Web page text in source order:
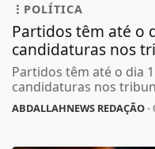
POLÍTICA
Partidos têm até o
candidaturas nos
Partidos têm até o dia
candidaturas nos
ABDALLAHNEWS REDAÇÃO-